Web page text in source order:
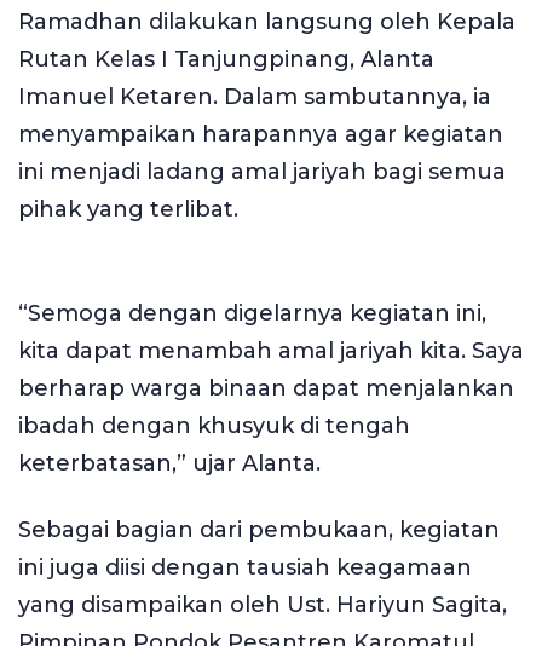
Ramadhan dilakukan langsung oleh Kepala
Rutan Kelas I Tanjungpinang, Alanta
Imanuel Ketaren. Dalam sambutannya, ia
menyampaikan harapannya agar kegiatan
ini menjadi ladang amal jariyah bagi semua
pihak yang terlibat.
“Semoga dengan digelarnya kegiatan ini,
kita dapat menambah amal jariyah kita. Saya
berharap warga binaan dapat menjalankan
ibadah dengan khusyuk di tengah
keterbatasan,” ujar Alanta.
Sebagai bagian dari pembukaan, kegiatan
ini juga diisi dengan tausiah keagamaan
yang disampaikan oleh Ust. Hariyun Sagita,